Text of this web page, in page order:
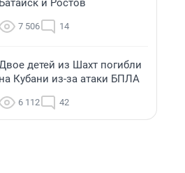
Батайск и Ростов
7 506 14
детей из Шахт погибли
на Кубани из-за атаки БПЛА
6 112 42